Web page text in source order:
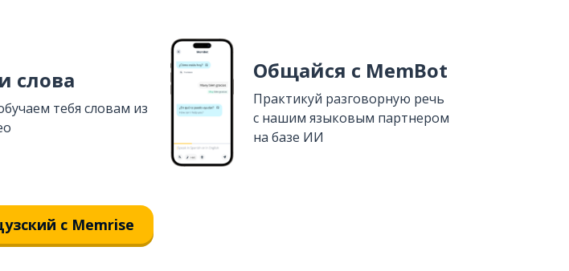
слова
тебя словам из
Общайся с MemBot
Практикуй разговорную речь
с нашим языковым партнером
на базе ИИ
с Memrise